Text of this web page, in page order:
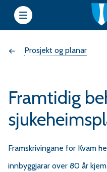
Du
her:
Prosjekt og planar
Framtidig
Framskrivingane for Kvam
innbyggjarar over 80 år